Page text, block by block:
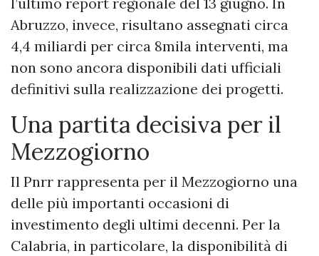
Abruzzo, invece, risultano assegnati circa
4,4 miliardi per circa 8mila interventi, ma
non sono ancora disponibili dati ufficiali
definitivi sulla realizzazione dei progetti.
Una partita decisiva per il
Mezzogiorno
Il Pnrr rappresenta per il Mezzogiorno una
delle più importanti occasioni di
investimento degli ultimi decenni. Per la
Calabria, in particolare, la disponibilità di